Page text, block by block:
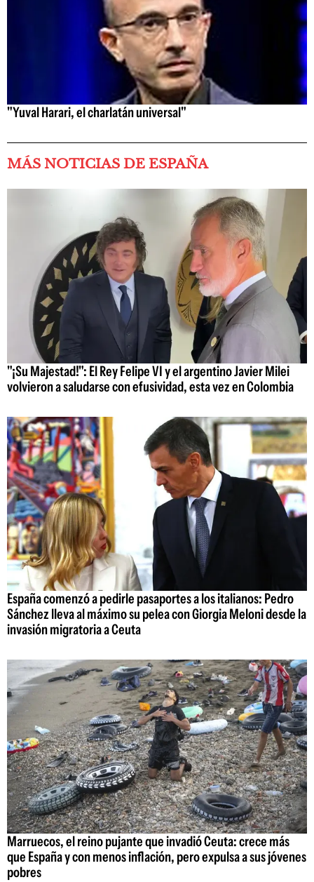
"Yuval Harari, el charlatán universal"
MÁS NOTICIAS DE ESPAÑA
"¡Su Majestad!": El Rey Felipe VI y el argentino Javier Milei
volvieron a saludarse con efusividad, esta vez en Colombia
España comenzó a pedirle pasaportes a los italianos: Pedro
Sánchez lleva al máximo su pelea con Giorgia Meloni desde la
invasión migratoria a Ceuta
Marruecos, el reino pujante que invadió Ceuta: crece más
que España y con menos inflación, pero expulsa a sus jóvenes
pobres